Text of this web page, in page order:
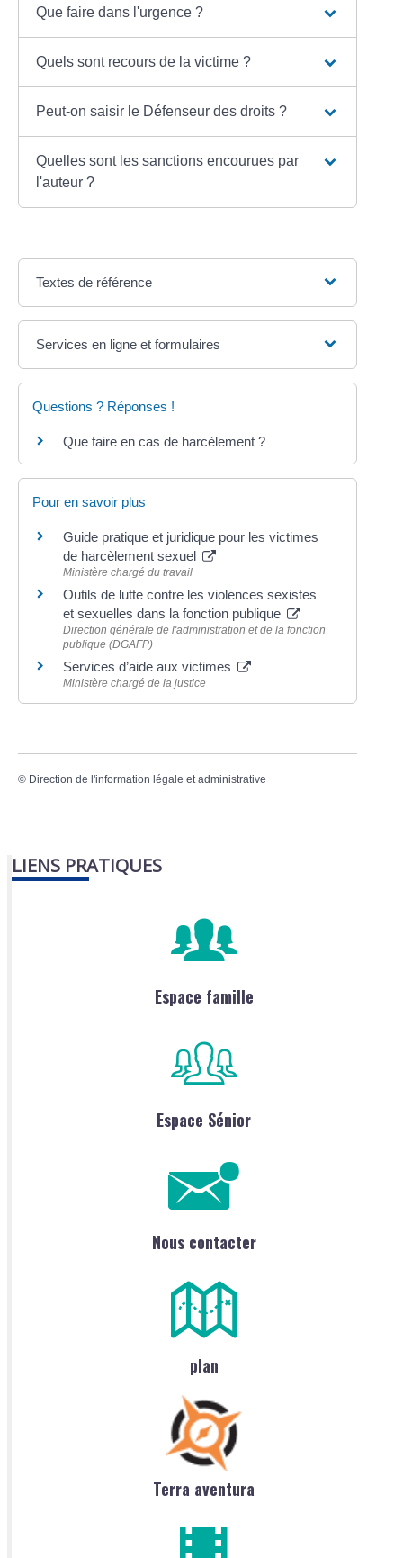
Que faire dans l'urgence ?
Quels sont recours de la victime ?
Peut-on saisir le Défenseur des droits ?
Quelles sont les sanctions encourues par
l'auteur ?
Textes de référence
Services en ligne et formulaires
Questions ? Réponses !
Que faire en cas de harcèlement ?
Pour en savoir plus
Guide pratique et juridique pour les victimes
de harcèlement sexuel
Ministère chargé du travail
Outils de lutte contre les violences sexistes
et sexuelles dans la fonction publique
Direction générale de l'administration et de la fonction
publique (DGAFP)
Services d’aide aux victimes
Ministère chargé de la justice
© Direction de l'information légale et administrative
LIENS PRATIQUES
Espace famille
Espace Sénior
Nous contacter
plan
Terra aventura